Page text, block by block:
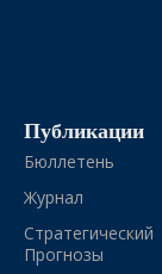
Публикации
Бюллетень
Журнал
Стратегический
Прогнозы